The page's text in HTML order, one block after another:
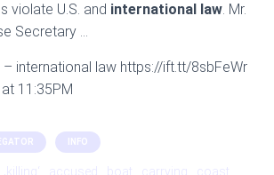
E
violate U.S. and international law. Mr.
Secretary …
international law https://ift.tt/8sbFeWr
11:35PM
INFO
‚killing‘ accused boat carrying
coast